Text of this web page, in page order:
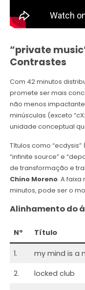
“private
Contrastes
Com 42 minutos
promete ser mais
não menos
minúsculas (exceto
unidade conceptual
Títulos como
“infinite source” e
de transformação e
Chino Moreno. A faixa
minutos, pode ser o
Alinhamento do
Nº Título
1. my mind is a
2. locked club